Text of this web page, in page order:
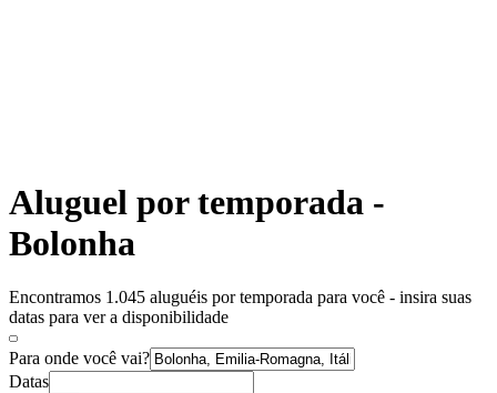
Aluguel por temporada -
Bolonha
Encontramos 1.045 aluguéis por temporada para você - insira suas
datas para ver a disponibilidade
Para onde você vai?
Datas